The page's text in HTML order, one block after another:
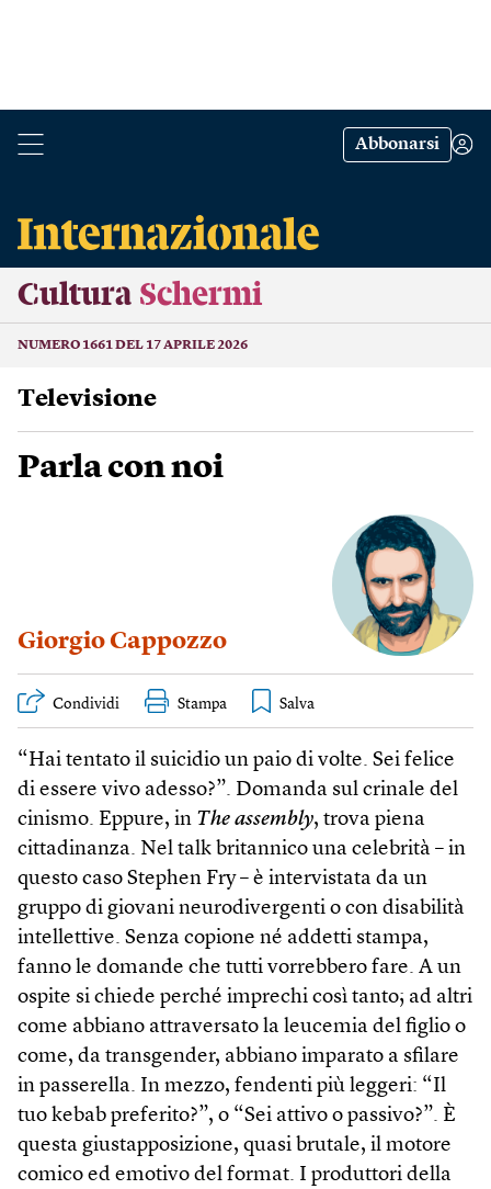
Abbonarsi
Cultura Schermi
NUMERO 1661 DEL 17 APRILE 2026
Televisione
Parla con noi
Giorgio Cappozzo
Condividi Stampa
“Hai tentato il suicidio un paio di volte. Sei felice
di essere vivo adesso?”. Domanda sul crinale del
cinismo. Eppure, in The assembly, trova piena
cittadinanza. Nel talk britannico una celebrità – in
questo caso Stephen Fry – è intervistata da un
gruppo di giovani neurodivergenti o con disabilità
intellettive. Senza copione né addetti stampa,
fanno le domande che tutti vorrebbero fare. A un
ospite si chiede perché imprechi così tanto; ad altri
come abbiano attraversato la leucemia del figlio o
come, da trans­gender, abbiano imparato a sfilare
in passerella. In mezzo, fendenti più leggeri: “Il
tuo kebab preferito?”, o “Sei attivo o passivo?”. È
questa giustapposizione, quasi brutale, il motore
comico ed emotivo del format. I produttori della